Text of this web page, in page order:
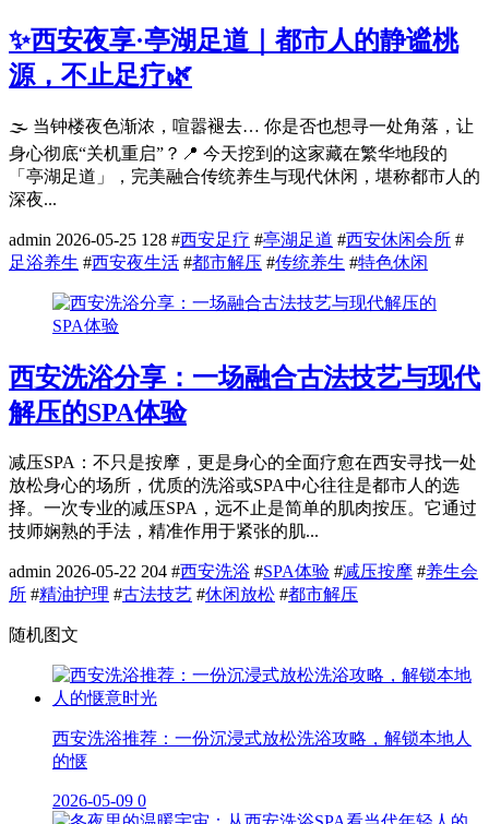
✨西安夜享·亭湖足道｜都市人的静谧桃
源，不止足疗🌿
🌫️ 当钟楼夜色渐浓，喧嚣褪去… 你是否也想寻一处角落，让
身心彻底“关机重启”？📍 今天挖到的这家藏在繁华地段的
「亭湖足道」，完美融合传统养生与现代休闲，堪称都市人的
深夜...
admin 2026-05-25 128 #西安足疗 #亭湖足道 #西安休闲会所 #
足浴养生 #西安夜生活 #都市解压 #传统养生 #特色休闲
西安洗浴分享：一场融合古法技艺与现代
解压的SPA体验
减压SPA：不只是按摩，更是身心的全面疗愈在西安寻找一处
放松身心的场所，优质的洗浴或SPA中心往往是都市人的选
择。一次专业的减压SPA，远不止是简单的肌肉按压。它通过
技师娴熟的手法，精准作用于紧张的肌...
admin 2026-05-22 204 #西安洗浴 #SPA体验 #减压按摩 #养生会
所 #精油护理 #古法技艺 #休闲放松 #都市解压
随机图文
西安洗浴推荐：一份沉浸式放松洗浴攻略，解锁本地人
的惬
2026-05-09 0